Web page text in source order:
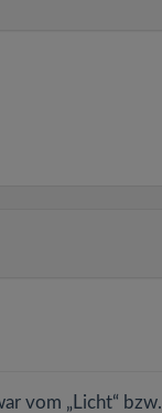
vom „Licht“ bzw.